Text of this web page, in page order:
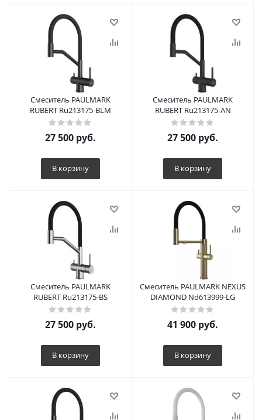
Смеситель PAULMARK
RUBERT Ru213175-BLM
27 500 руб.
В корзину
Смеситель PAULMARK
RUBERT Ru213175-AN
27 500 руб.
В корзину
Смеситель PAULMARK
RUBERT Ru213175-BS
27 500 руб.
В корзину
Смеситель PAULMARK NEXUS
DIAMOND Nd613999-LG
41 900 руб.
В корзину